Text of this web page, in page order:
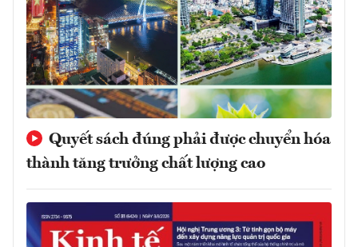
Quyết sách đúng phải được chuyển hóa
thành tăng trưởng chất lượng cao